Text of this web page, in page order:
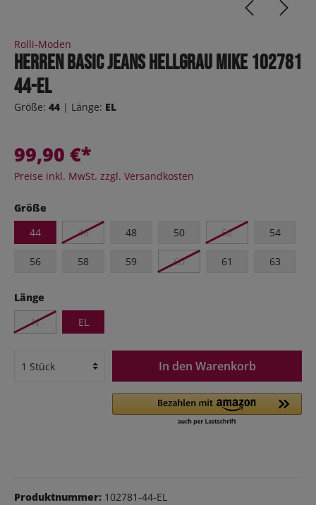
Rolli-Moden
Herren Basic Jeans Hellgrau MIKE 102781
44-EL
Größe: 44 | Länge: EL
99,90 €*
Preise inkl. MwSt. zzgl. Versandkosten
Größe
44
46 48 50 52 54
56 58 59 60 61 63
Länge
N
EL
In den Warenkorb
Produktnummer: 102781-44-EL